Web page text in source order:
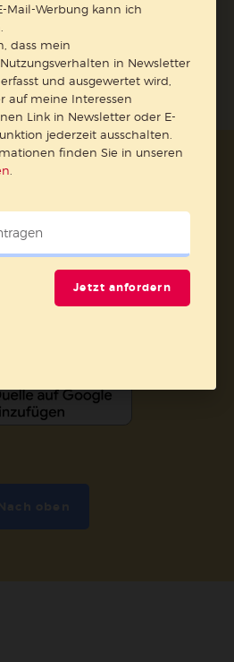
Jetzt anmelden
widerrufen
kündigen
Mail-Werbung kann ich
dass mein
in Newsletter
und ausgewertet wird,
auf meine Interessen
Link in Newsletter oder E-
jederzeit ausschalten.
finden Sie in unseren
Jetzt anfordern